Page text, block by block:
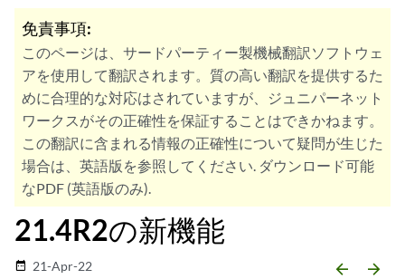
免責事項:
このページは、サードパーティー製機械翻訳ソフトウェ
アを使用して翻訳されます。質の高い翻訳を提供するた
めに合理的な対応はされていますが、ジュニパーネット
ワークスがその正確性を保証することはできかねます。
この翻訳に含まれる情報の正確性について疑問が生じた
場合は、英語版を参照してください. ダウンロード可能
なPDF (英語版のみ).
21.4R2の新機能
date_range 21-Apr-22 arrow_backward arrow_forward